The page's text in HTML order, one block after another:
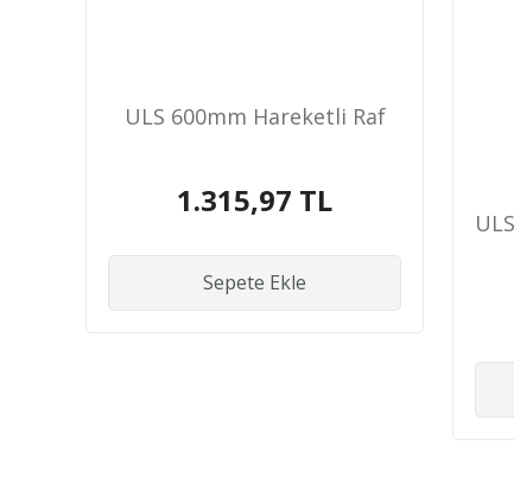
ULS 600mm Hareketli Raf
1.315,97 TL
Sepete Ekle